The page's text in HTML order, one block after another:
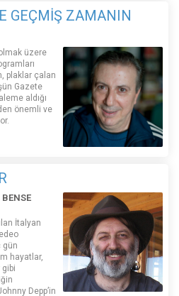
GEÇMİŞ ZAMANIN
üzere
plaklar çalan
Gazete
aldığı
önemli ve
İtalyan
gün
hayatlar,
Depp’in